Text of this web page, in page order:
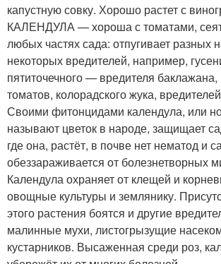
капустную совку. Хорошо растет с
КАЛЕНДУЛА — хороша с томатами,
любых частях сада: отпугивает разных
некоторых вредителей, например,
пятиточечного — вредителя
томатов, колорадского жука,
Своими фитонцидами календула, или
называют цветок в народе, защищает
где она, растёт, в почве нет нематод и
обеззараживается от болезнетворных
Календула охраняет от клещей и
овощные культуры и землянику.
этого растения боятся и другие
малинные мухи, листогрызущие
кустарников. Высаженная среди роз,